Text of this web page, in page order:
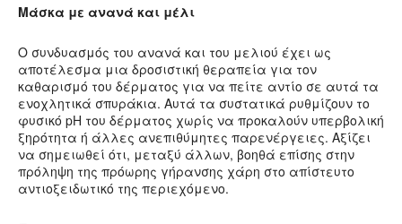
Μάσκα με ανανά και μέλι
Ο συνδυασμός του ανανά και του μελιού έχει ως
αποτέλεσμα μια δροσιστική θεραπεία για τον
καθαρισμό του δέρματος για να πείτε αντίο σε αυτά τα
ενοχλητικά σπυράκια. Αυτά τα συστατικά ρυθμίζουν το
φυσικό pH του δέρματος χωρίς να προκαλούν υπερβολική
ξηρότητα ή άλλες ανεπιθύμητες παρενέργειες. Αξίζει
να σημειωθεί ότι, μεταξύ άλλων, βοηθά επίσης στην
πρόληψη της πρόωρης γήρανσης χάρη στο απίστευτο
αντιοξειδωτικό της περιεχόμενο.